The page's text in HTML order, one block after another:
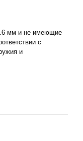
мм и не имеющие
с
и